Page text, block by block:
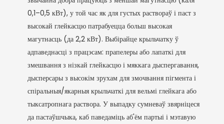
0,1–0,5 кВт), у той час як для густых раствораў і паст з
высокай глейкасцю патрабуецца больш высокая
магутнасць (да 2,2 кВт). Выбірайце крыльчатку ў
адпаведнасці з працэсам: прапелеры або лапаткі для
змешвання з нізкай глейкасцю і мяккага дыспергавання,
дысперсары з высокім зрухам для змочвання пігмента і
спіральныя/якарныя крыльчаткі для вельмі глейкага або
тыксатропнага раствора. У выпадку сумневаў звярніцеся
да пастаўшчыка, каб паведаміць аб'ём партыі і мэтавую